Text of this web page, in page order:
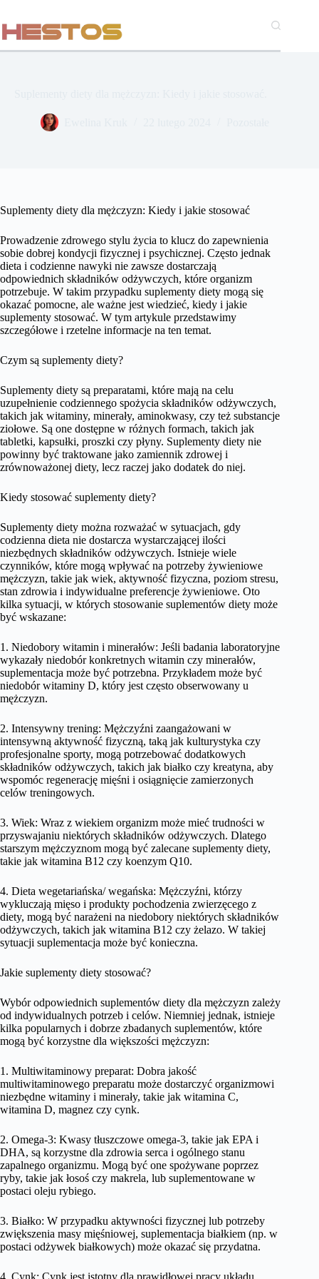
treści
Suplementy diety dla mężczyzn: Kiedy i jakie stosować
Prowadzenie zdrowego stylu życia to klucz do zapewnienia
sobie dobrej kondycji fizycznej i psychicznej. Często jednak
dieta i codzienne nawyki nie zawsze dostarczają
odpowiednich składników odżywczych, które organizm
potrzebuje. W takim przypadku suplementy diety mogą się
okazać pomocne, ale ważne jest wiedzieć, kiedy i jakie
suplementy stosować. W tym artykule przedstawimy
szczegółowe i rzetelne informacje na ten temat.
Czym są suplementy diety?
Suplementy diety są preparatami, które mają na celu
uzupełnienie codziennego spożycia składników odżywczych,
takich jak witaminy, minerały, aminokwasy, czy też substancje
ziołowe. Są one dostępne w różnych formach, takich jak
tabletki, kapsułki, proszki czy płyny. Suplementy diety nie
powinny być traktowane jako zamiennik zdrowej i
zrównoważonej diety, lecz raczej jako dodatek do niej.
Kiedy stosować suplementy diety?
Suplementy diety można rozważać w sytuacjach, gdy
codzienna dieta nie dostarcza wystarczającej ilości
niezbędnych składników odżywczych. Istnieje wiele
czynników, które mogą wpływać na potrzeby żywieniowe
mężczyzn, takie jak wiek, aktywność fizyczna, poziom stresu,
stan zdrowia i indywidualne preferencje żywieniowe. Oto
kilka sytuacji, w których stosowanie suplementów diety może
być wskazane:
1. Niedobory witamin i minerałów: Jeśli badania laboratoryjne
wykazały niedobór konkretnych witamin czy minerałów,
suplementacja może być potrzebna. Przykładem może być
niedobór witaminy D, który jest często obserwowany u
mężczyzn.
2. Intensywny trening: Mężczyźni zaangażowani w
intensywną aktywność fizyczną, taką jak kulturystyka czy
profesjonalne sporty, mogą potrzebować dodatkowych
składników odżywczych, takich jak białko czy kreatyna, aby
wspomóc regenerację mięśni i osiągnięcie zamierzonych
celów treningowych.
3. Wiek: Wraz z wiekiem organizm może mieć trudności w
przyswajaniu niektórych składników odżywczych. Dlatego
starszym mężczyznom mogą być zalecane suplementy diety,
takie jak witamina B12 czy koenzym Q10.
4. Dieta wegetariańska/ wegańska: Mężczyźni, którzy
wykluczają mięso i produkty pochodzenia zwierzęcego z
diety, mogą być narażeni na niedobory niektórych składników
odżywczych, takich jak witamina B12 czy żelazo. W takiej
sytuacji suplementacja może być konieczna.
Jakie suplementy diety stosować?
Wybór odpowiednich suplementów diety dla mężczyzn zależy
od indywidualnych potrzeb i celów. Niemniej jednak, istnieje
kilka popularnych i dobrze zbadanych suplementów, które
mogą być korzystne dla większości mężczyzn:
1. Multiwitaminowy preparat: Dobra jakość
multiwitaminowego preparatu może dostarczyć organizmowi
niezbędne witaminy i minerały, takie jak witamina C,
witamina D, magnez czy cynk.
2. Omega-3: Kwasy tłuszczowe omega-3, takie jak EPA i
DHA, są korzystne dla zdrowia serca i ogólnego stanu
zapalnego organizmu. Mogą być one spożywane poprzez
ryby, takie jak łosoś czy makrela, lub suplementowane w
postaci oleju rybiego.
3. Białko: W przypadku aktywności fizycznej lub potrzeby
zwiększenia masy mięśniowej, suplementacja białkiem (np. w
postaci odżywek białkowych) może okazać się przydatna.
4. Cynk: Cynk jest istotny dla prawidłowej pracy układu